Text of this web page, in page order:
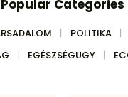
Popular Categories
POLITIKA
EGÉSZSÉGÜGY